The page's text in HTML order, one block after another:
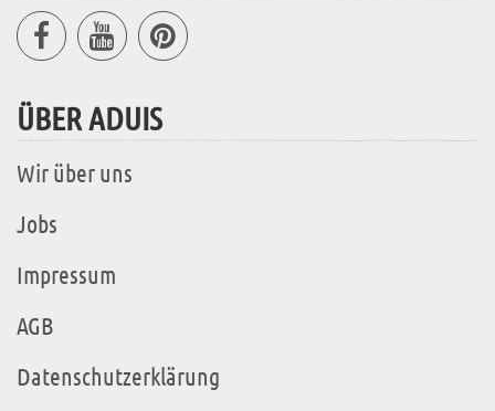
ÜBER ADUIS
Wir über uns
Jobs
Impressum
AGB
Datenschutzerklärung